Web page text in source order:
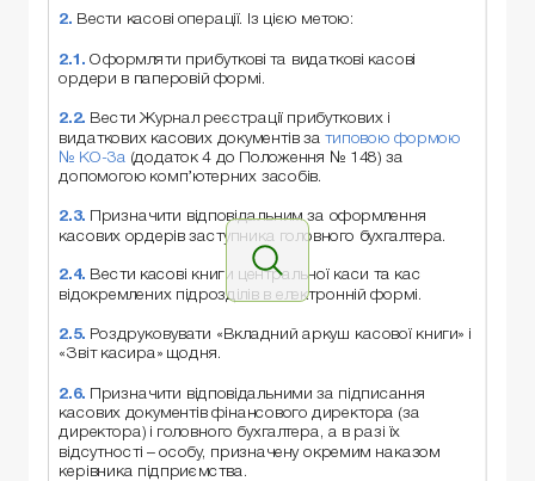
2. Вести касові операції. Із цією метою:
2.1.Оформляти прибуткові та видаткові касові
ордери в паперовій формі.
2.2. Вести Журнал реєстрації прибуткових і
видаткових касових документів затиповою формою
№ КО-3а (додаток 4 до Положення № 148) за
допомогою комп’ютерних засобів.
2.3. Призначити відповідальним за оформлення
касових ордерів заступника головного бухгалтера.
2.4. Вести касові книги центральної каси та кас
відокремлених підрозділів в електронній формі.
2.5. Роздруковувати «Вкладний аркуш касової книги» і
«Звіт касира» щодня.
2.6. Призначити відповідальними за підписання
касових документів фінансового директора (за
директора) і головного бухгалтера, а в разі їх
відсутності – особу, призначену окремим наказом
керівника підприємства.